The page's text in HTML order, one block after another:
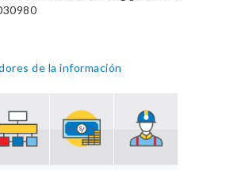
de la información